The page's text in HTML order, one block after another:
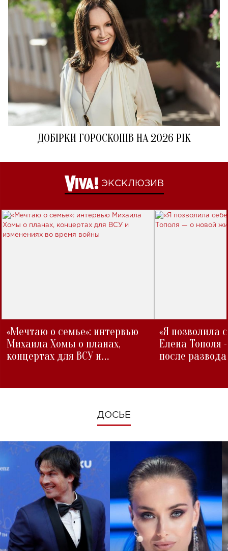
ДОБІРКИ ГОРОСКОПІВ НА 2026 РІК
ЭКСКЛЮЗИВ
«Мечтаю о семье»: интервью
Михаила Хомы о планах,
концертах для ВСУ и
«Я позволила
Елена Тополя
после развода
ДОСЬЕ